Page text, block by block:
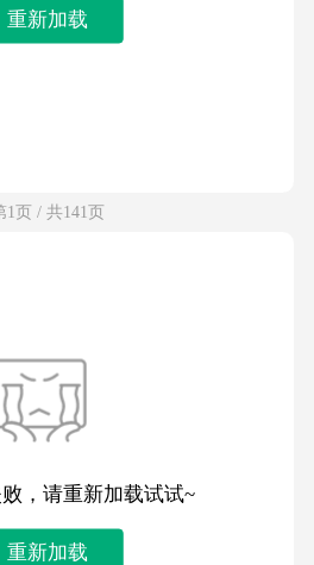
重新加载
1页 / 共141页
，请重新加载试试~
重新加载